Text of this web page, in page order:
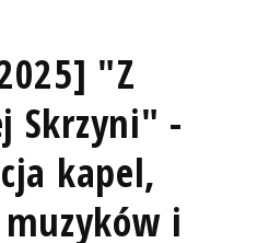
"Z
Skrzyni" -
kapel,
muzyków i